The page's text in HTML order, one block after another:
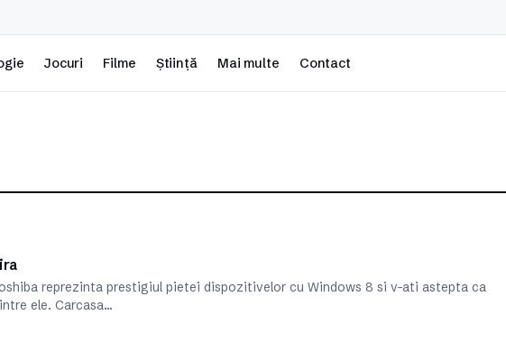
Jocuri Filme Știință Mai multe Contact
reprezinta prestigiul pietei dispozitivelor cu Windows 8 si v-ati astepta ca
ele. Carcasa…